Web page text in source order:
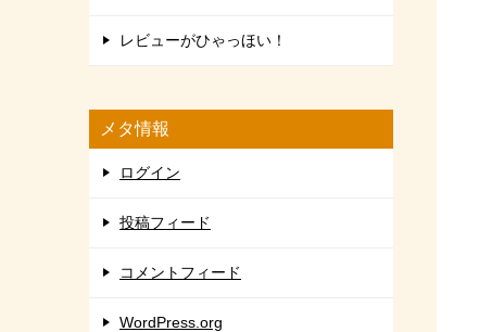
レビューがひゃっほい！
メタ情報
ログイン
投稿フィード
コメントフィード
WordPress.org